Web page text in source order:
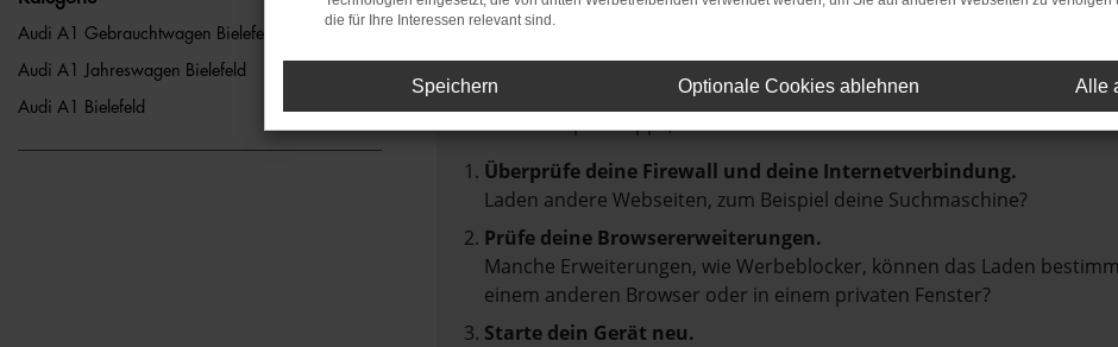
Audi A1 Gebrauchtwagen Bielefeld
Audi A1 Jahreswagen Bielefeld
Audi A1 Bielefeld
Beim Laden ist ein Fehler aufgetreten.
Hier sind ein paar Tipps, die dir helfen können:
Überprüfe deine Firewall und deine Internetverbindung.
Laden andere Webseiten, zum Beispiel deine Suchmaschine?
Prüfe deine Browsererweiterungen.
Manche Erweiterungen, wie Werbeblocker, können das Laden
einem anderen Browser oder in einem privaten Fenster?
Starte dein Gerät neu.
die für Ihre Interessen relevant sind.
Speichern Optionale Cookies ablehnen Alle